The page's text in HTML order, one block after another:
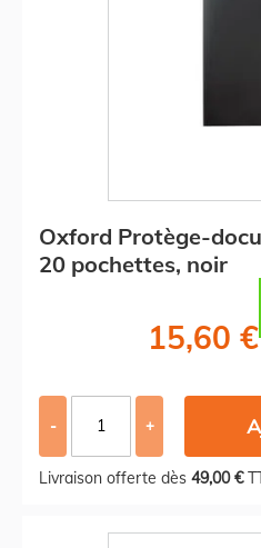
Oxford Protège-
20 pochettes, noir
15,60 €
- +
Livraison offerte dès 49,00 €